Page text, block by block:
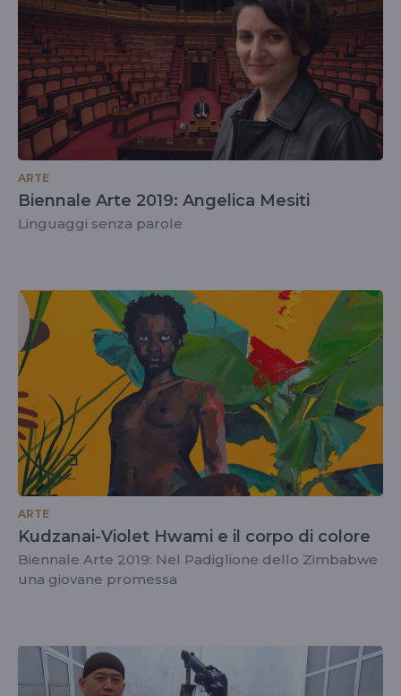
ARTE
Biennale Arte 2019: Angelica Mesiti
Linguaggi senza parole
ARTE
Kudzanai-Violet Hwami e il corpo di colore
Biennale Arte 2019: Nel Padiglione dello Zimbabwe
una giovane promessa